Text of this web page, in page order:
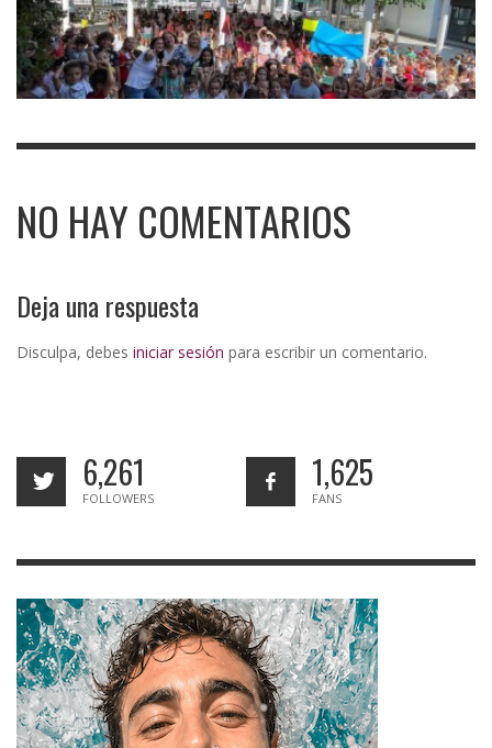
NO HAY COMENTARIOS
Deja una respuesta
Disculpa, debes iniciar sesión para escribir un comentario.
6,261
FOLLOWERS
1,625
FANS